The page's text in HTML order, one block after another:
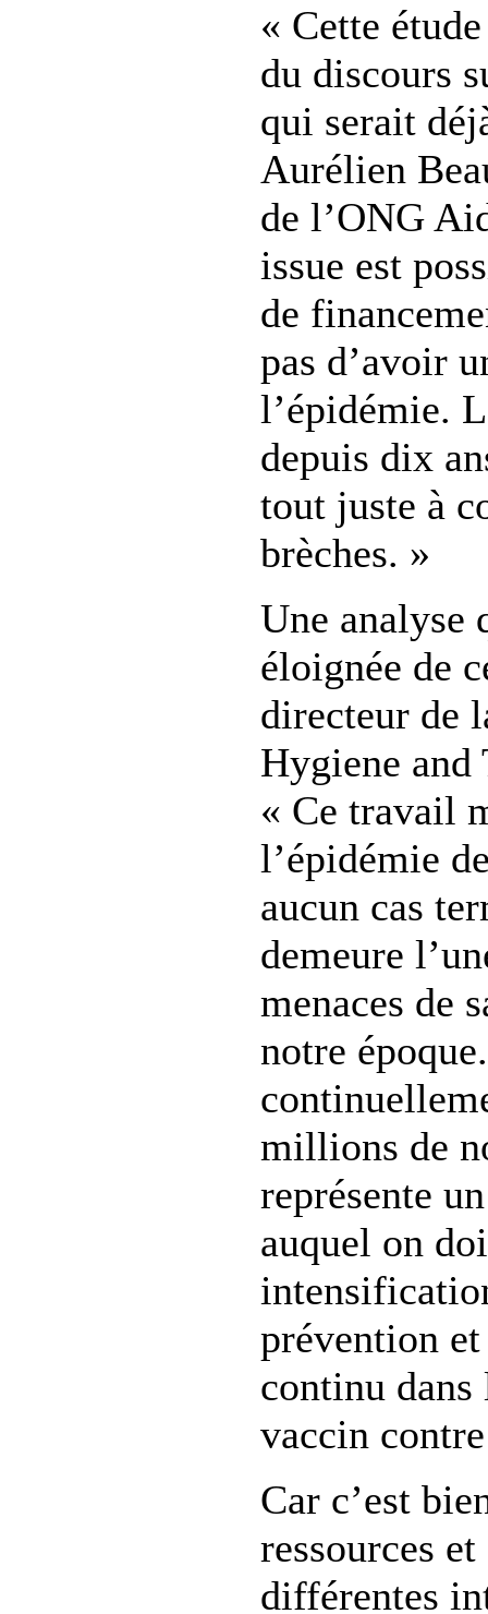
« Cette
du discours
qui serait
Aurélien
de l’ONG
issue est
de
pas d’avoir
l’épidémie.
depuis dix
tout juste à
brèches. »
Une analyse
éloignée de
directeur de
Hygiene
« Ce travail
l’épidémie
aucun cas
demeure
menaces de
notre
millions de
représente
auquel on
prévention
continu dans
vaccin
Car c’est
ressources
différentes